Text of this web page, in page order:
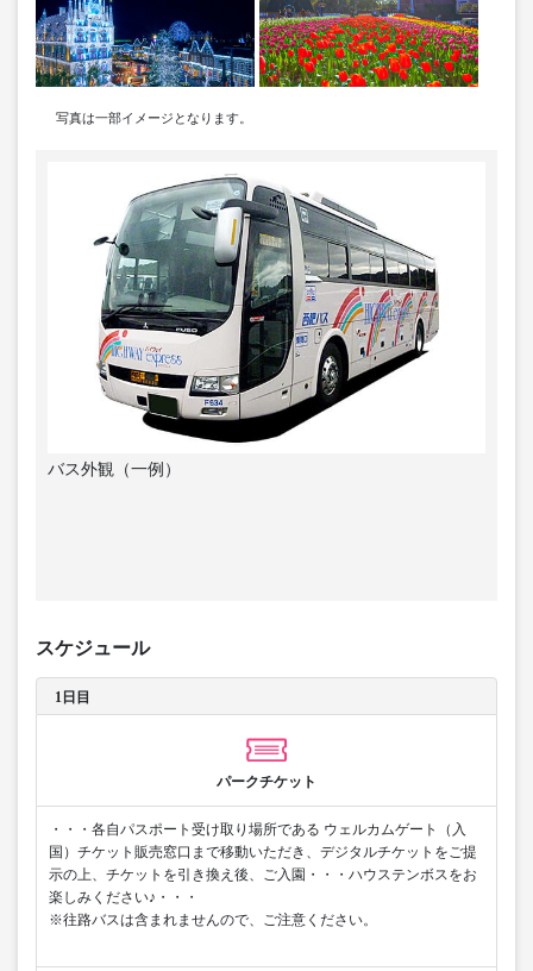
写真は一部イメージとなります。
バス外観（一例）
スケジュール
1日目
パークチケット
・・・各自パスポート受け取り場所である ウェルカムゲート（入
国）チケット販売窓口まで移動いただき、デジタルチケットをご提
示の上、チケットを引き換え後、ご入園・・・ハウステンボスをお
楽しみください♪・・・
※往路バスは含まれませんので、ご注意ください。